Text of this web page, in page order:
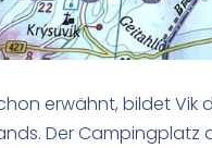
erwähnt, bildet Vik
Der Campingplatz